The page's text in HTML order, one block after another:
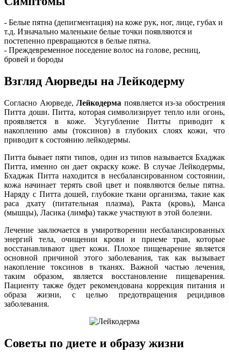
- Белые пятна (депигментация) на коже рук, ног, лице, губах и
т.д. Изначально маленькие белые точки появляются и
постепенно превращаются в белые пятна.
- Преждевременное поседение волос на голове, ресниц,
бровей и бороды
Взгляд Аюрведы на Лейкодерму
Согласно Аюрведе,Лейкодерма появляется из-за обострения
Питта доши. Питта, которая символизирует тепло или огонь,
проявляется в коже. Усугубление Питты приводит к
накоплению амы (токсинов) в глубоких слоях кожи, что
приводит к состоянию лейкодермы.
Питта бывает пяти типов, один из типов называется Бхаджак
Питта, именно он дает окраску коже. В случае Лейкодермы,
Бхаджак Питта находится в несбалансированном состоянии,
кожа начинает терять свой цвет и появляются белые пятна.
Наряду с Питта дошей, глубокие ткани организма, такие как
раса дхату (питательная плазма), Ракта (кровь), Манса
(мышцы), Ласика (лимфа) также участвуют в этой болезни.
Лечение заключается в умиротворении несбалансированных
энергий тела, очищении крови и приеме трав, которые
восстанавливают цвет кожи. Плохое пищеварение является
основной причиной этого заболевания, так как вызывает
накопление токсинов в тканях. Важной частью лечения,
таким образом, является восстановление пищеварения.
Пациенту также будет рекомендована коррекция питания и
образа жизни, с целью предотвращения рецидивов
заболевания.
Советы по диете и образу жизни